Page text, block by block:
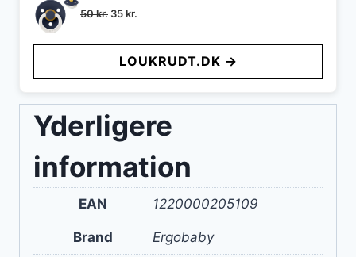
50kr. Den
pris
var:
50 kr..
35kr.
pris
er:
35 kr..
LOUKRUDT.DK →
Yderligere
information
EAN 1220000205109
Brand Ergobaby